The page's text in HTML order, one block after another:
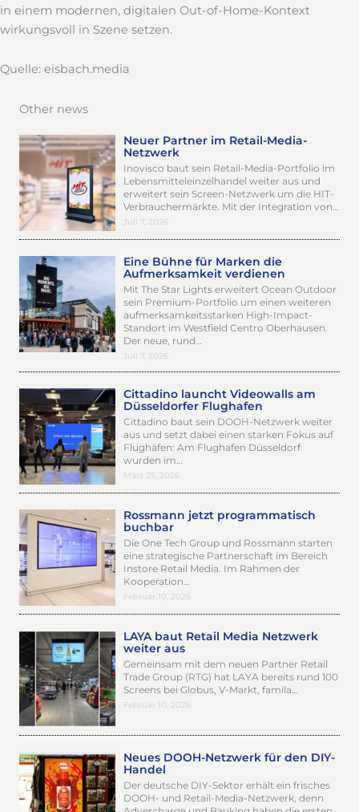
in einem modernen, digitalen Out-of-Home-Kontext
wirkungsvoll in Szene setzen.
Quelle: eisbach.media
Other news
Neuer Partner im Retail-Media-
Netzwerk
Inovisco baut sein Retail-Media-Portfolio im
Lebensmitteleinzelhandel weiter aus und
erweitert sein Screen-Netzwerk um die HIT-
Verbrauchermärkte. Mit der Integration von…
Juli 7, 2026
Eine Bühne für Marken die
Aufmerksamkeit verdienen
Mit The Star Lights erweitert Ocean Outdoor
sein Premium-Portfolio um einen weiteren
aufmerksamkeitsstarken High-Impact-
Standort im Westfield Centro Oberhausen.
Der neue, rund…
Juli 7, 2026
Cittadino launcht Videowalls am
Düsseldorfer Flughafen
Cittadino baut sein DOOH-Netzwerk weiter
aus und setzt dabei einen starken Fokus auf
Flughäfen: Am Flughafen Düsseldorf
wurden im…
März 25, 2026
Rossmann jetzt programmatisch
buchbar
Die One Tech Group und Rossmann starten
eine strategische Partnerschaft im Bereich
Instore Retail Media. Im Rahmen der
Kooperation…
Februar 10, 2026
LAYA baut Retail Media Netzwerk
weiter aus
Gemeinsam mit dem neuen Partner Retail
Trade Group (RTG) hat LAYA bereits rund 100
Screens bei Globus, V-Markt, famila…
Februar 10, 2026
Neues DOOH-Netzwerk für den DIY-
Handel
Der deutsche DIY-Sektor erhält ein frisches
DOOH- und Retail-Media-Netzwerk, denn